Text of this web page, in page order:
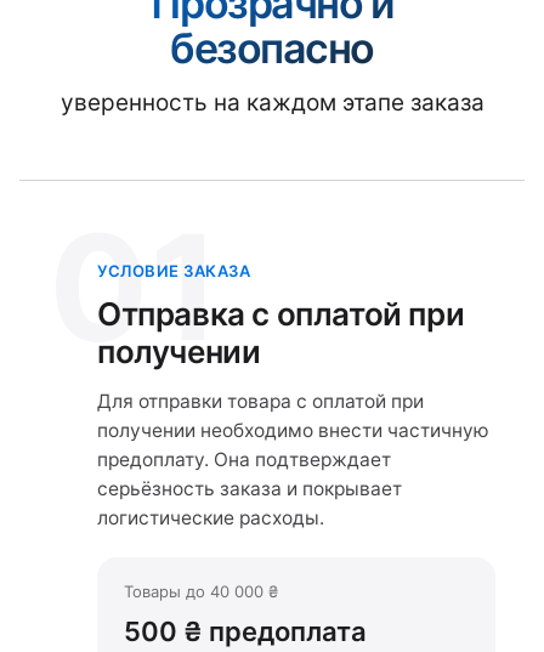
безопасно
уверенность на каждом этапе заказа
01
УСЛОВИЕ ЗАКАЗА
Отправка с оплатой при
получении
Для отправки товара с оплатой при
получении необходимо внести частичную
предоплату. Она подтверждает
серьёзность заказа и покрывает
логистические расходы.
Товары до 40 000 ₴
500 ₴ предоплата